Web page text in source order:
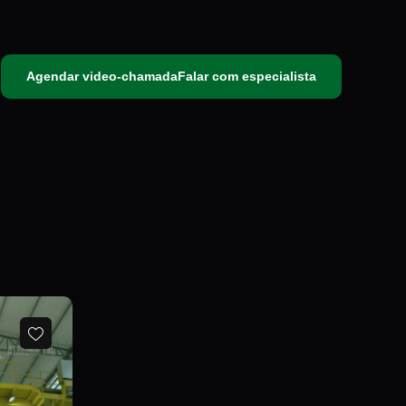
Agendar video-chamadaFalar com especialista